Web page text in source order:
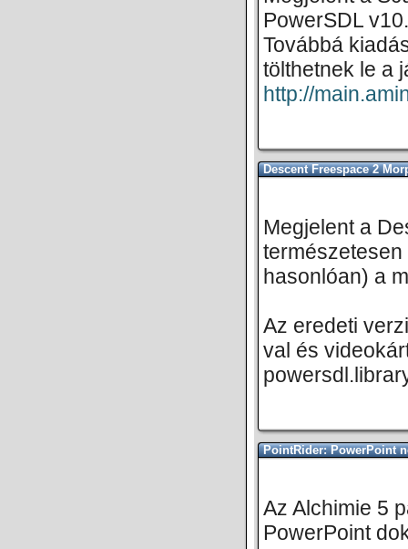
PowerSDL
Továbbá
tölthetnek le a
http://
Descent Freespace 2
Megjelent a
hasonlóan) a
Az eredeti
val és
PointRider: PowerPoint
Az Alchimie 5
PowerPoint